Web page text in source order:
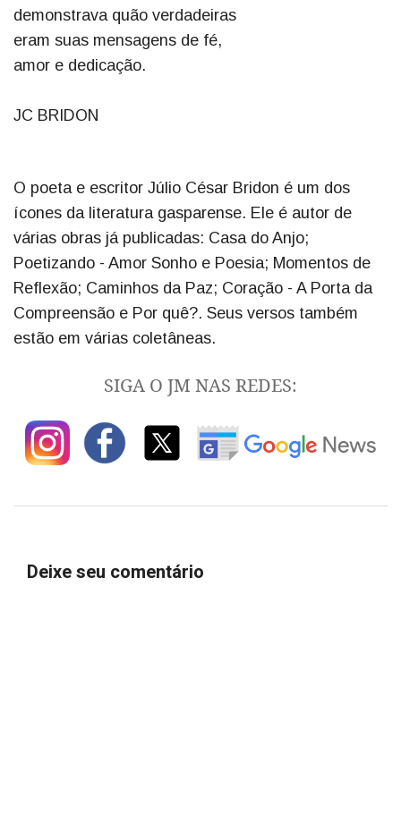
demonstrava quão verdadeiras
eram suas mensagens de fé,
amor e dedicação.
JC BRIDON
O poeta e escritor Júlio César Bridon é um dos
ícones da literatura gasparense. Ele é autor de
várias obras já publicadas: Casa do Anjo;
Poetizando - Amor Sonho e Poesia; Momentos de
Reflexão; Caminhos da Paz; Coração - A Porta da
Compreensão e Por quê?. Seus versos também
estão em várias coletâneas.
SIGA O JM NAS REDES:
Deixe seu comentário